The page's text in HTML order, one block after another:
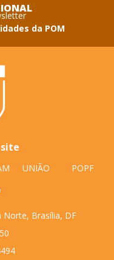
da POM
UNIÃO POPF
Norte, Brasília, DF